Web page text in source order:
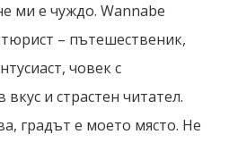
ми е чуждо. Wannabe
– пътешественик,
човек с
и страстен читател.
градът е моето място. Не